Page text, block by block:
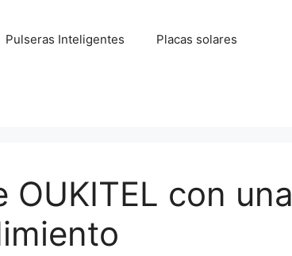
Pulseras Inteligentes Placas solares
con una